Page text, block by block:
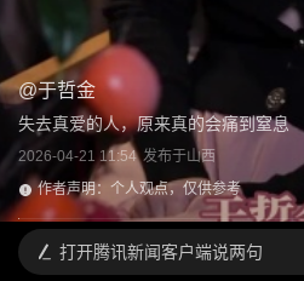
@于哲金
失去真爱的人，原来真的会痛到窒息
2026-04-21 11:54 发布于山西
作者声明：个人观点，仅供参考
打开腾讯新闻客户端说两句